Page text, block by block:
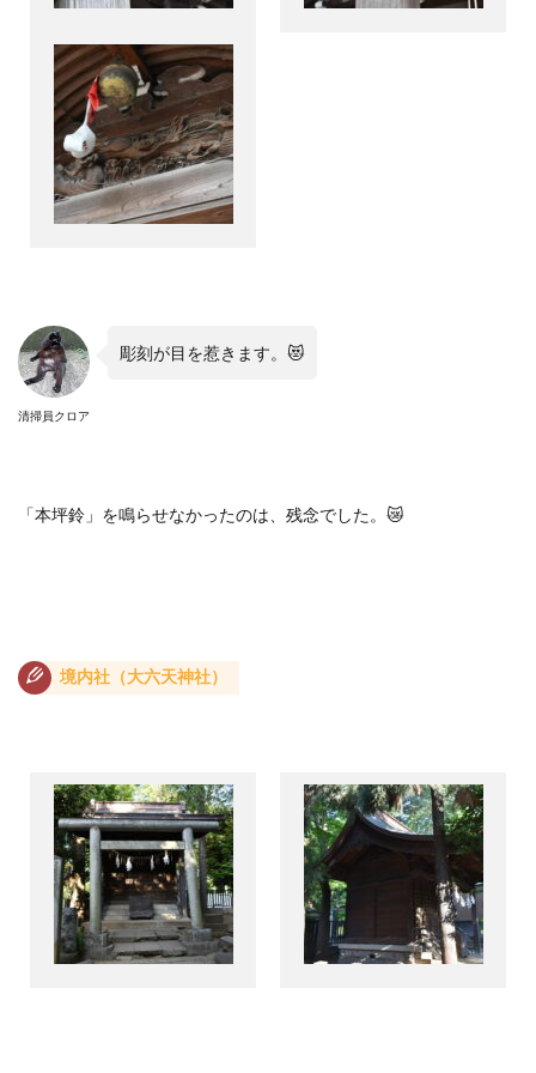
清掃員クロア
彫刻が目を惹きます。 😻
「本坪鈴」を鳴らせなかったのは、残念でした。 😿
境内社（大六天神社）